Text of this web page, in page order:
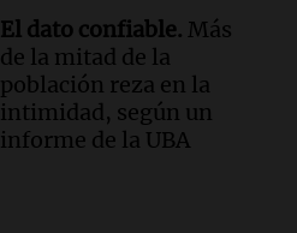
El dato confiable. Más
de la mitad de la
población reza en la
intimidad, según un
informe de la UBA